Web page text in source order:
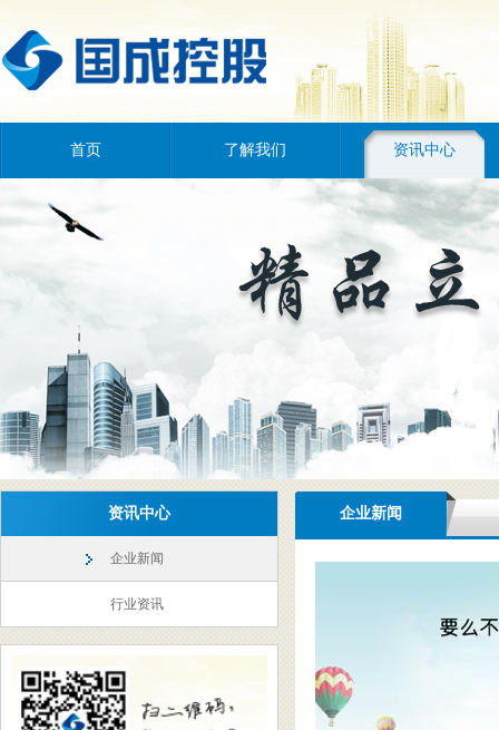
首页 了解我们 资讯中心
资讯中心
企业新闻
行业资讯
企业新闻